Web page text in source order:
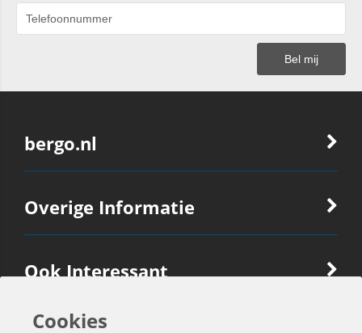
bergo.nl
Overige Informatie
Ook Interessant
Cookies